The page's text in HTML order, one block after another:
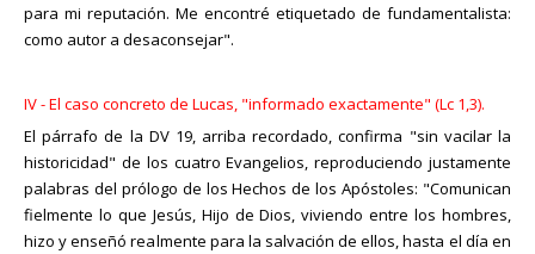
para mi reputación. Me encontré etiquetado de fundamentalista:
como autor a desaconsejar".
IV - El caso concreto de Lucas, "informado exactamente" (Lc 1,3).
El párrafo de la DV 19, arriba recordado, confirma "sin vacilar la
historicidad" de los cuatro Evangelios, reproduciendo justamente
palabras del prólogo de los Hechos de los Apóstoles: "Comunican
fielmente lo que Jesús, Hijo de Dios, viviendo entre los hombres,
hizo y enseñó realmente para la salvación de ellos, hasta el día en